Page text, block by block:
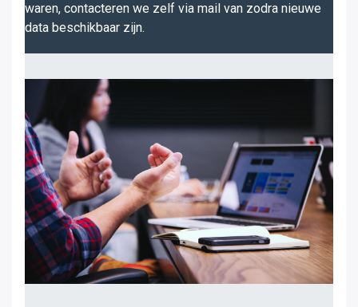
waren, contacteren we zelf via mail van zodra nieuwe
data beschikbaar zijn.